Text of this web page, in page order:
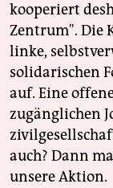
kooperiert
Zentrum". Die
linke,
solidarischen
auf. Eine
zugänglichen
auch? Dann
unsere Aktion.